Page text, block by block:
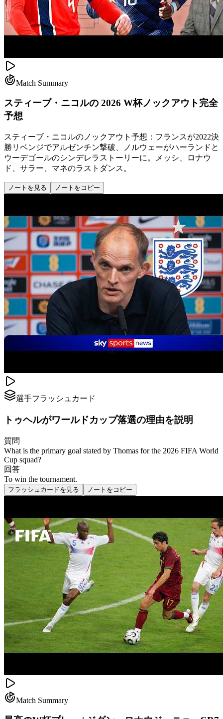
Match Summary
スティーブ・ニコルの 2026 W杯ノックアウト完全
予想
スティーブ・ニコルのノックアウト予想：フランスが2022決
勝リベンジでアルゼンチン撃破、ノルウェーがハーランドと
ウーデゴールのシンデレラストーリーに。メッシ、ロナウ
ド、サラー、マネのラストダンス。
ノートを見る ノートをコピー
選手フラッシュカード
トゥヘルがワールドカップ落選の理由を説明
質問
What is the primary goal stated by Thomas for the 2026 FIFA World
Cup squad?
回答
To win the tournament.
フラッシュカードを見る ノートをコピー
Match Summary